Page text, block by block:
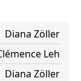
Diana Zöller
Leh
Diana Zöller